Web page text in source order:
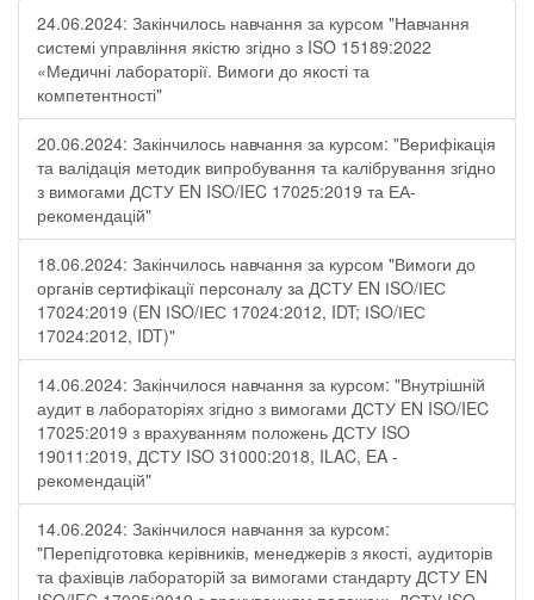
24.06.2024: Закінчилось навчання за курсом "Навчання
системі управління якістю згідно з ISO 15189:2022
«Медичні лабораторії. Вимоги до якості та
компетентності"
20.06.2024: Закінчилось навчання за курсом: "Верифікація
та валідація методик випробування та калібрування згідно
з вимогами ДСТУ EN ISO/IEC 17025:2019 та ЕА-
рекомендацій"
18.06.2024: Закінчилось навчання за курсом "Вимоги до
органів сертифікації персоналу за ДСТУ EN ІSO/ІЕС
17024:2019 (EN ІSO/ІЕС 17024:2012, IDT; ІSO/ІЕС
17024:2012, IDT)"
14.06.2024: Закінчилося навчання за курсом: "Внутрішній
аудит в лабораторіях згідно з вимогами ДСТУ EN ISO/IEC
17025:2019 з врахуванням положень ДСТУ ISO
19011:2019, ДСТУ ISO 31000:2018, ILAC, EA -
рекомендацій"
14.06.2024: Закінчилося навчання за курсом:
"Перепідготовка керівників, менеджерів з якості, аудиторів
та фахівців лабораторій за вимогами стандарту ДСТУ EN